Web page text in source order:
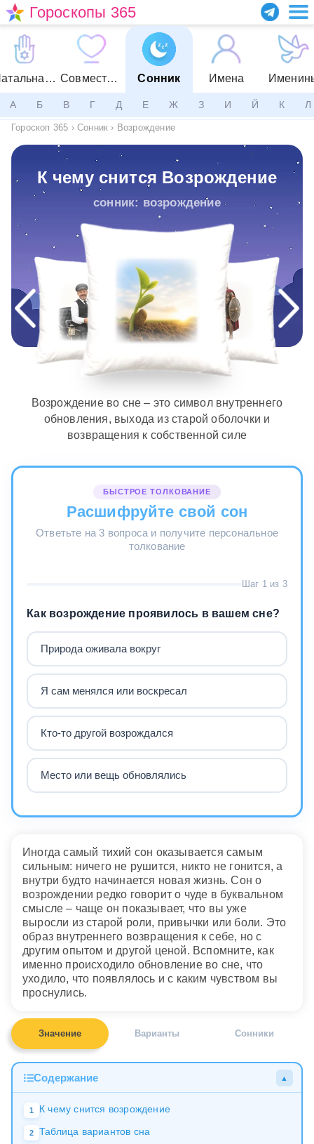
Гороскопы 365
Натальная карта Совместимость Сонник Имена
А Б В Г Д Е Ж З И Й К Л
Гороскоп 365 › Сонник › Возрождение
К чему снится Возрождение
сонник: возрождение
Возрождение во сне – это символ внутреннего
обновления, выхода из старой оболочки и
возвращения к собственной силе
БЫСТРОЕ ТОЛКОВАНИЕ
Расшифруйте свой сон
Ответьте на 3 вопроса и получите персональное
толкование
Шаг 1 из 3
Как возрождение проявилось в вашем сне?
Природа оживала вокруг
Я сам менялся или воскресал
Кто-то другой возрождался
Место или вещь обновлялись
Иногда самый тихий сон оказывается самым
сильным: ничего не рушится, никто не гонится, а
внутри будто начинается новая жизнь. Сон о
возрождении редко говорит о чуде в буквальном
смысле – чаще он показывает, что вы уже
выросли из старой роли, привычки или боли. Это
образ внутреннего возвращения к себе, но с
другим опытом и другой ценой. Вспомните, как
именно происходило обновление во сне, что
уходило, что появлялось и с каким чувством вы
проснулись.
Значение Варианты Сонники
Содержание ▲
1 К чему снится возрождение
2 Таблица вариантов сна